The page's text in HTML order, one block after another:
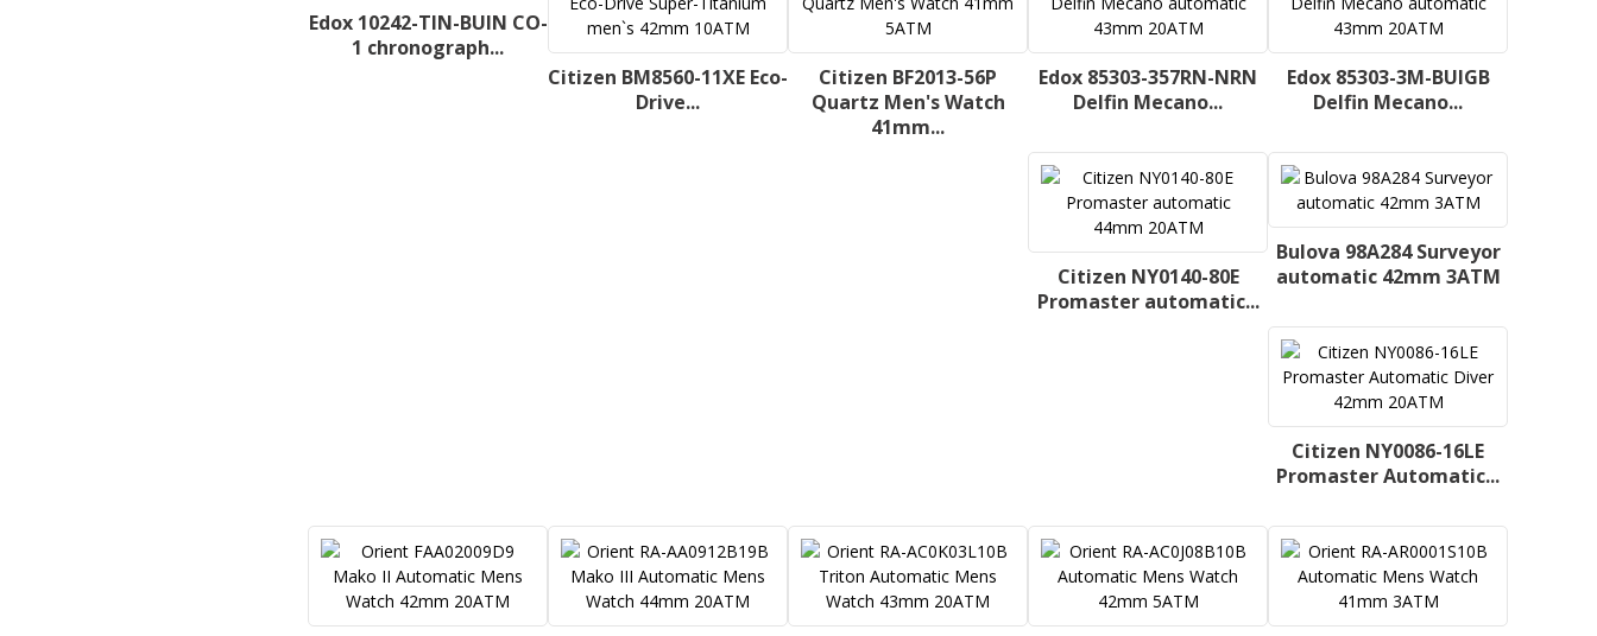
Edox 10242-TIN-BUIN CO-
1 chronograph...
Citizen BM8560-11XE Eco-
Drive...
Citizen BF2013-56P
Quartz Men's Watch
41mm...
Edox 85303-357RN-NRN
Delfin Mecano...
Edox 85303-3M-BUIGB
Delfin Mecano...
Citizen NY0140-80E
Promaster automatic...
Bulova 98A284 Surveyor
automatic 42mm 3ATM
Citizen NY0086-16LE
Promaster Automatic...